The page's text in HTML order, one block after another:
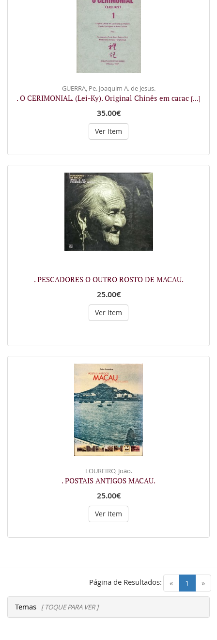
GUERRA, Pe. Joaquim A. de Jesus.
. O CERIMONIAL. (Lei-Ky). Original Chinês em carac [...]
35.00€
Ver Item
. PESCADORES O OUTRO ROSTO DE MACAU.
25.00€
Ver Item
LOUREIRO, João.
. POSTAIS ANTIGOS MACAU.
25.00€
Ver Item
« 1 (current)
»
Página de Resultados:
Temas [ TOQUE PARA VER ]